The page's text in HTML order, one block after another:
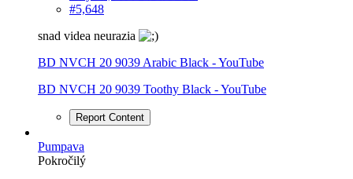
#5,648
snad videa neurazia
BD NVCH 20 9039 Arabic Black - YouTube
BD NVCH 20 9039 Toothy Black - YouTube
Report Content
Pumpava
Pokročilý